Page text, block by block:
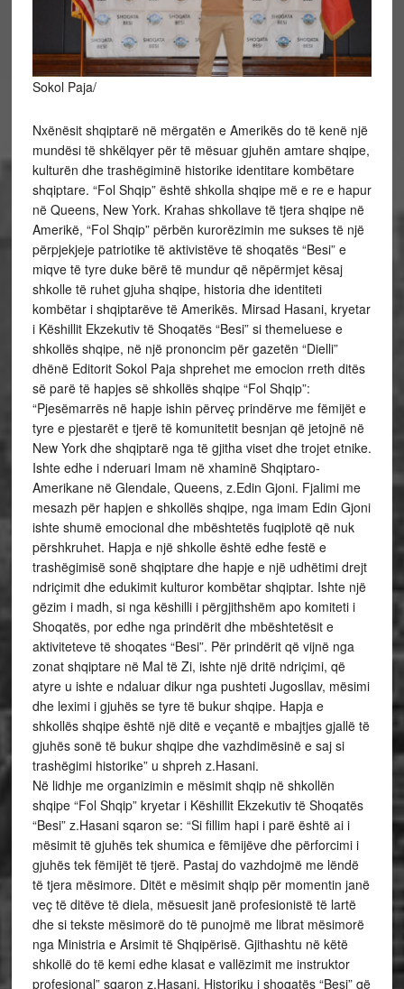
Sokol Paja/
Nxënësit shqiptarë në mërgatën e Amerikës do të kenë një
mundësi të shkëlqyer për të mësuar gjuhën amtare shqipe,
kulturën dhe trashëgiminë historike identitare kombëtare
shqiptare. “Fol Shqip” është shkolla shqipe më e re e hapur
në Queens, New York. Krahas shkollave të tjera shqipe në
Amerikë, “Fol Shqip” përbën kurorëzimin me sukses të një
përpjekjeje patriotike të aktivistëve të shoqatës “Besi” e
miqve të tyre duke bërë të mundur që nëpërmjet kësaj
shkolle të ruhet gjuha shqipe, historia dhe identiteti
kombëtar i shqiptarëve të Amerikës. Mirsad Hasani, kryetar
i Këshillit Ekzekutiv të Shoqatës “Besi” si themeluese e
shkollës shqipe, në një prononcim për gazetën “Dielli”
dhënë Editorit Sokol Paja shprehet me emocion rreth ditës
së parë të hapjes së shkollës shqipe “Fol Shqip”:
“Pjesëmarrës në hapje ishin përveç prindërve me fëmijët e
tyre e pjestarët e tjerë të komunitetit besnjan që jetojnë në
New York dhe shqiptarë nga të gjitha viset dhe trojet etnike.
Ishte edhe i nderuari Imam në xhaminë Shqiptaro-
Amerikane në Glendale, Queens, z.Edin Gjoni. Fjalimi me
mesazh për hapjen e shkollës shqipe, nga imam Edin Gjoni
ishte shumë emocional dhe mbështetës fuqiplotë që nuk
përshkruhet. Hapja e një shkolle është edhe festë e
trashëgimisë sonë shqiptare dhe hapje e një udhëtimi drejt
ndriçimit dhe edukimit kulturor kombëtar shqiptar. Ishte një
gëzim i madh, si nga këshilli i përgjithshëm apo komiteti i
Shoqatës, por edhe nga prindërit dhe mbështetësit e
aktiviteteve të shoqates “Besi”. Për prindërit që vijnë nga
zonat shqiptare në Mal të Zi, ishte një dritë ndriçimi, që
atyre u ishte e ndaluar dikur nga pushteti Jugosllav, mësimi
dhe leximi i gjuhës se tyre të bukur shqipe. Hapja e
shkollës shqipe është një ditë e veçantë e mbajtjes gjallë të
gjuhës sonë të bukur shqipe dhe vazhdimësinë e saj si
trashëgimi historike” u shpreh z.Hasani.
Në lidhje me organizimin e mësimit shqip në shkollën
shqipe “Fol Shqip” kryetar i Këshillit Ekzekutiv të Shoqatës
“Besi” z.Hasani sqaron se: “Si fillim hapi i parë është ai i
mësimit të gjuhës tek shumica e fëmijëve dhe përforcimi i
gjuhës tek fëmijët të tjerë. Pastaj do vazhdojmë me lëndë
të tjera mësimore. Ditët e mësimit shqip për momentin janë
veç të ditëve të diela, mësuesit janë profesionistë të lartë
dhe si tekste mësimorë do të punojmë me librat mësimorë
nga Ministria e Arsimit të Shqipërisë. Gjithashtu në këtë
shkollë do të kemi edhe klasat e vallëzimit me instruktor
profesional” sqaron z.Hasani. Historiku i shoqatës “Besi” që